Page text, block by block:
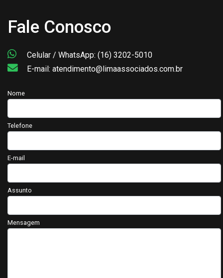
Fale Conosco
Celular / WhatsApp: (16) 3202-5010
E-mail: atendimento@limaassociados.com.br
Nome
Telefone
E-mail
Assunto
Mensagem